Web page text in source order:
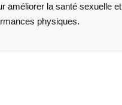
améliorer la santé sexuelle et
physiques.